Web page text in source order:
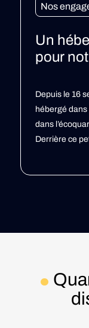
Nos
Un
pour
Depuis le 16
hébergé dans
dans
Derrière ce
n’est pas un
l’un des data